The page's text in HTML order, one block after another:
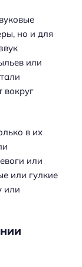
но и для
или
вокруг
в их
или
или гулкие
или